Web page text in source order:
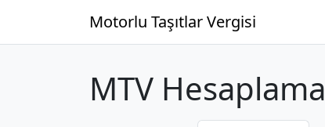
Motorlu Taşıtlar Vergisi
MTV Hesaplama